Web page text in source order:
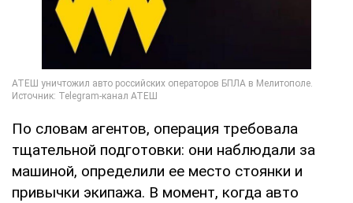
По словам агентов, операция требовала
тщательной подготовки: они наблюдали за
машиной, определили ее место стоянки и
привычки экипажа. В момент, когда авто